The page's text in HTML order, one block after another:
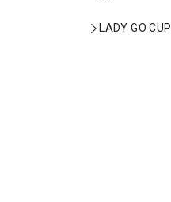
LADY GO CUP